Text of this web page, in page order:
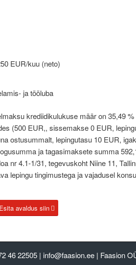
EUR/kuu (neto)
ja tööluba
krediidikulukuse määr on 35,49
(500 EUR,, sissemakse 0 EUR,
ostusummalt, lepingutasu 10 EUR,
ja tagasimaksete summa
nr 4.1-1/31, tegevuskoht Niine 11,
lepingu tingimustega ja vajadusel
Esita avaldus siin
46 22505 | info@faasion.ee | Faasion